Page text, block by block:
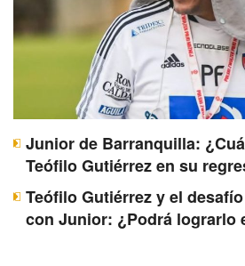
Junior de Barranquilla:
Teófilo Gutiérrez en su
Teófilo Gutiérrez y el
con Junior: ¿Podrá lograrlo